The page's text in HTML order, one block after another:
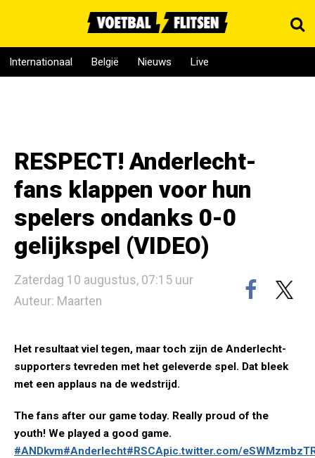
Internationaal België Nieuws Live
RESPECT! Anderlecht-
fans klappen voor hun
spelers ondanks 0-0
gelijkspel (VIDEO)
Zaterdag 10 augustus, 07:15 uur
Auteur: Maarten
Het resultaat viel tegen, maar toch zijn de Anderlecht-
supporters tevreden met het geleverde spel. Dat bleek
met een applaus na de wedstrijd.
The fans after our game today. Really proud of the
youth! We played a good game.
#ANDkvm#Anderlecht#RSCApic.twitter.com/